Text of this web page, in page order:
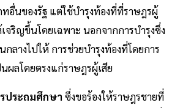
ทอื่นของรัฐ แต่ใช้บำรุงท้องที่ที่ราษฎรผู้
จริญขึ้นโดยเฉพาะ นอกจากการบำรุงซึ่ง
กลางไปให้ การช่วยบำรุงท้องที่โดยการ
ผลโดยตรงแก่ราษฎรผู้เสีย
ประถมศึกษา ซึ่งขอร้องให้ราษฎรชายที่